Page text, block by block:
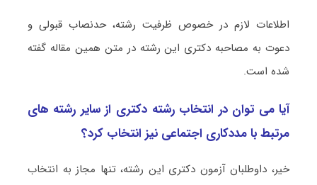
اطلاعات لازم در خصوص ظرفیت رشته، حدنصاب قبولی و
دعوت به مصاحبه دکتری این رشته در متن همین مقاله گفته
شده است.
آیا می توان در انتخاب رشته دکتری از سایر رشته های
مرتبط با مددکاری اجتماعی نیز انتخاب کرد؟
خیر، داوطلبان آزمون دکتری این رشته، تنها مجاز به انتخاب